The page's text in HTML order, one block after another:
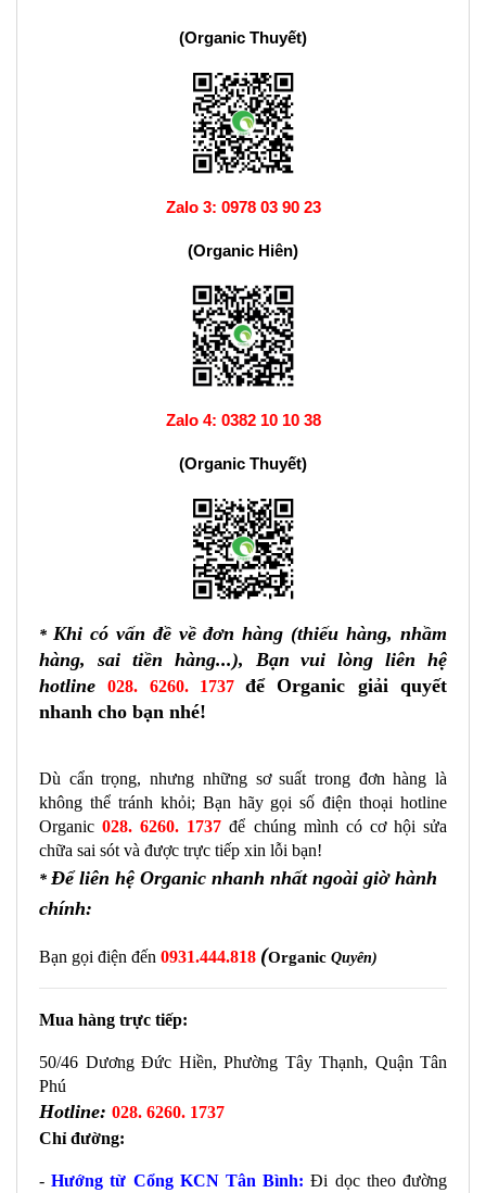
(Organic Thuyết)
Zalo 3: 0978 03 90 23
(Organic Hiên)
Zalo 4: 0382 10 10 38
(Organic Thuyết)
* Khi có vấn đề về đơn hàng (thiếu hàng, nhầm
hàng, sai tiền hàng...), Bạn vui lòng liên hệ
hotline028. 6260. 1737để Organic giải quyết
nhanh cho bạn nhé!
Dù cẩn trọng, nhưng những sơ suất trong đơn hàng là
không thể tránh khỏi; Bạn hãy gọi số điện thoại hotline
Organic 028. 6260. 1737để chúng mình có cơ hội sửa
chữa sai sót và được trực tiếp xin lỗi bạn!
* Để liên hệ Organic nhanh nhất ngoài giờ hành
chính:
Bạn gọi điện đến 0931.444.818 (Organic Quyên)
Mua hàng trực tiếp:
50/46 Dương Đức Hiền, Phường Tây Thạnh, Quận Tân
Phú
Hotline: 028. 6260. 1737
Chỉ đường:
- Hướng từ Cổng KCN Tân Bình: